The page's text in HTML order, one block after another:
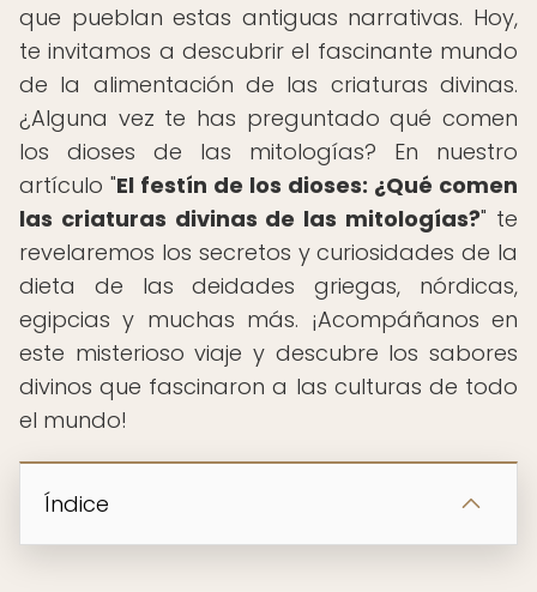
que pueblan estas antiguas narrativas. Hoy,
te invitamos a descubrir el fascinante mundo
de la alimentación de las criaturas divinas.
¿Alguna vez te has preguntado qué comen
los dioses de las mitologías? En nuestro
artículo "El festín de los dioses: ¿Qué comen
las criaturas divinas de las mitologías?" te
revelaremos los secretos y curiosidades de la
dieta de las deidades griegas, nórdicas,
egipcias y muchas más. ¡Acompáñanos en
este misterioso viaje y descubre los sabores
divinos que fascinaron a las culturas de todo
el mundo!
Índice